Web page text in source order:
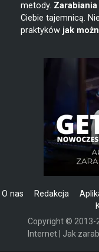
metody.
Ciebie tajemnicą.
praktyków jak
O nas Redakcja
Copyright © 2013-
Internet | Jak